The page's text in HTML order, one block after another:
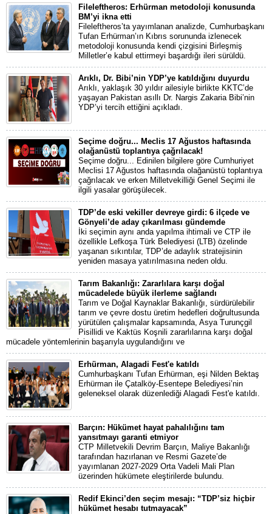
Fileleftheros: Erhürman metodoloji konusunda
BM’yi ikna etti
Fileleftheros’ta yayımlanan analizde, Cumhurbaşkanı
Tufan Erhürman’ın Kıbrıs sorununda izlenecek
metodoloji konusunda kendi çizgisini Birleşmiş
Milletler’e kabul ettirmeyi başardığı ileri sürüldü.
Arıklı, Dr. Bibi’nin YDP’ye katıldığını duyurdu
Arıklı, yaklaşık 30 yıldır ailesiyle birlikte KKTC’de
yaşayan Pakistan asıllı Dr. Nargis Zakaria Bibi’nin
YDP’yi tercih ettiğini açıkladı.
Seçime doğru... Meclis 17 Ağustos haftasında
olağanüstü toplantıya çağrılacak!
Seçime doğru... Edinilen bilgilere göre Cumhuriyet
Meclisi 17 Ağustos haftasında olağanüstü toplantıya
çağrılacak ve erken Milletvekilliği Genel Seçimi ile
ilgili yasalar görüşülecek.
TDP’de eski vekiller devreye girdi: 6 ilçede ve
Gönyeli’de aday çıkarılması gündemde
İki seçimin aynı anda yapılma ihtimali ve CTP ile
özellikle Lefkoşa Türk Belediyesi (LTB) özelinde
yaşanan sıkıntılar, TDP’de adaylık stratejisinin
yeniden masaya yatırılmasına neden oldu.
Tarım Bakanlığı: Zararlılara karşı doğal
mücadelede büyük ilerleme sağlandı
Tarım ve Doğal Kaynaklar Bakanlığı, sürdürülebilir
tarım ve çevre dostu üretim hedefleri doğrultusunda
yürütülen çalışmalar kapsamında, Asya Turunçgil
Pisillidi ve Kaktüs Koşnili zararlılarına karşı doğal
mücadele yöntemlerinin başarıyla uygulandığını ve
Erhürman, Alagadi Fest'e katıldı
Cumhurbaşkanı Tufan Erhürman, eşi Nilden Bektaş
Erhürman ile Çatalköy-Esentepe Belediyesi’nin
geleneksel olarak düzenlediği Alagadi Fest'e katıldı.
Barçın: Hükümet hayat pahalılığını tam
yansıtmayı garanti etmiyor
CTP Milletvekili Devrim Barçın, Maliye Bakanlığı
tarafından hazırlanan ve Resmi Gazete’de
yayımlanan 2027-2029 Orta Vadeli Mali Plan
üzerinden hükümete eleştirilerde bulundu.
Redif Ekinci’den seçim mesajı: “TDP’siz hiçbir
hükümet hesabı tutmayacak”